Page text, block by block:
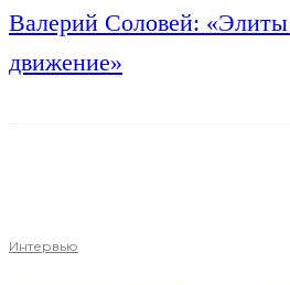
Валерий Соловей:
движение»
Интервью